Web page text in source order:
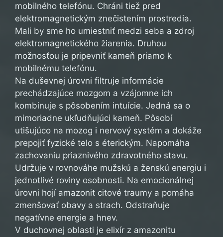
mobilného telefónu. Chráni tiež pred
elektromagnetickým znečistením prostredia.
Mali by sme ho umiestniť medzi seba a zdroj
elektromagnetického žiarenia. Druhou
možnosťou je pripevniť kameň priamo k
mobilnému telefónu.
Na duševnej úrovni filtruje informácie
prechádzajúce mozgom a vzájomne ich
kombinuje s pôsobením intuície. Jedná sa o
mimoriadne ukľudňujúci kameň. Pôsobí
utišujúco na mozog i nervový systém a dokáže
prepojiť fyzické telo s éterickým. Napomáha
zachovaniu priaznivého zdravotného stavu.
Udržuje v rovnováhe mužskú a ženskú energiu i
jednotlivé roviny osobnosti. Na emocionálnej
úrovni hojí amazonit citové traumy a pomáha
zmenšovať obavy a strach. Odstraňuje
negatívne energie a hnev.
V duchovnej oblasti je elixír z amazonitu